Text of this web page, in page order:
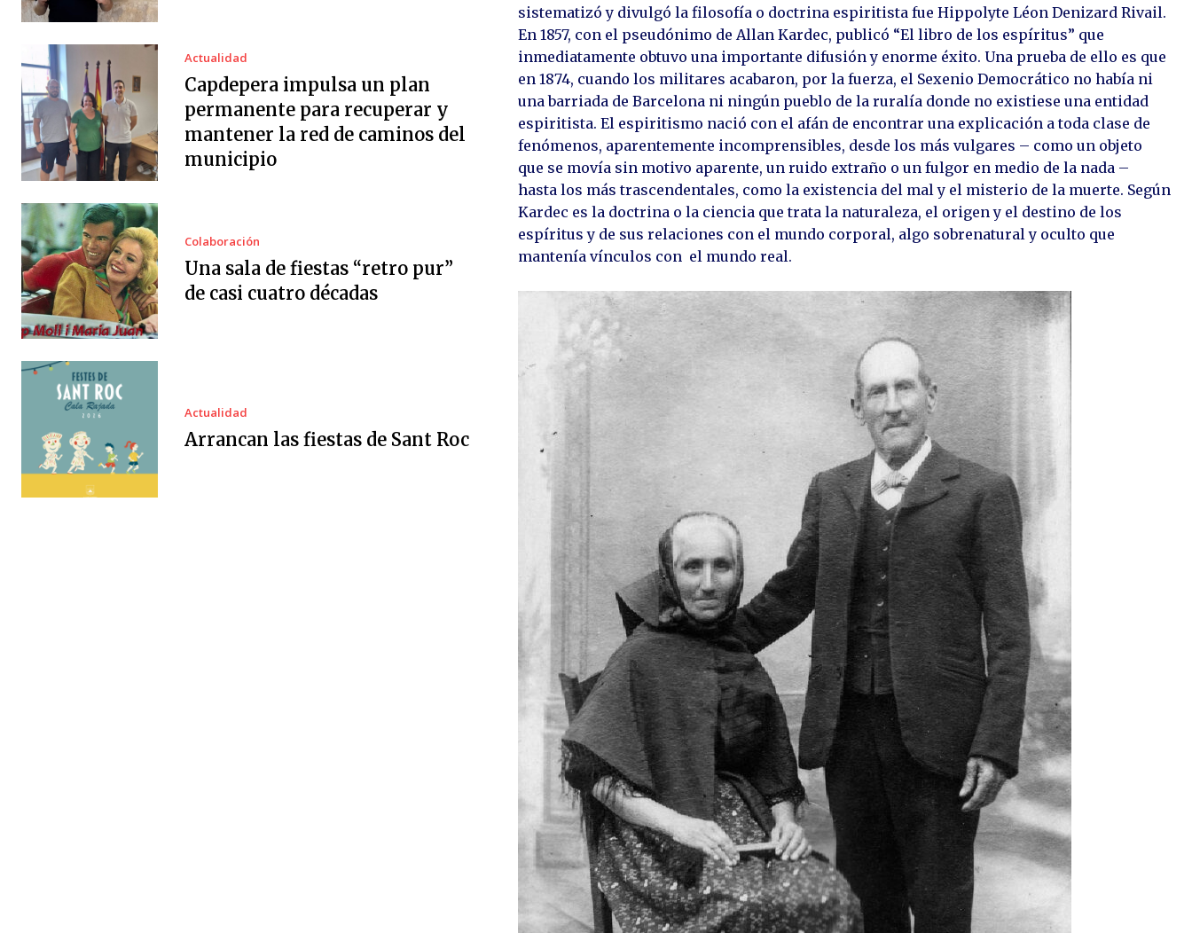
Actualidad
Capdepera impulsa un plan
permanente para recuperar y
mantener la red de caminos del
municipio
Colaboración
Una sala de fiestas “retro pur”
de casi cuatro décadas
Actualidad
Arrancan las fiestas de Sant Roc
sistematizó y divulgó la filosofía o doctrina espiritista fue Hippolyte Léon Denizard Rivail.
En 1857, con el pseudónimo de Allan Kardec, publicó “El libro de los espíritus” que
inmediatamente obtuvo una importante difusión y enorme éxito. Una prueba de ello es que
en 1874, cuando los militares acabaron, por la fuerza, el Sexenio Democrático no había ni
una barriada de Barcelona ni ningún pueblo de la ruralía donde no existiese una entidad
espiritista. El espiritismo nació con el afán de encontrar una explicación a toda clase de
fenómenos, aparentemente incomprensibles, desde los más vulgares – como un objeto
que se movía sin motivo aparente, un ruido extraño o un fulgor en medio de la nada –
hasta los más trascendentales, como la existencia del mal y el misterio de la muerte. Según
Kardec es la doctrina o la ciencia que trata la naturaleza, el origen y el destino de los
espíritus y de sus relaciones con el mundo corporal, algo sobrenatural y oculto que
mantenía vínculos con el mundo real.